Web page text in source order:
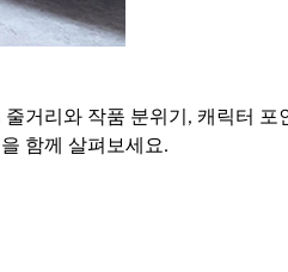
거리와 작품 분위기, 캐릭터
함께 살펴보세요.